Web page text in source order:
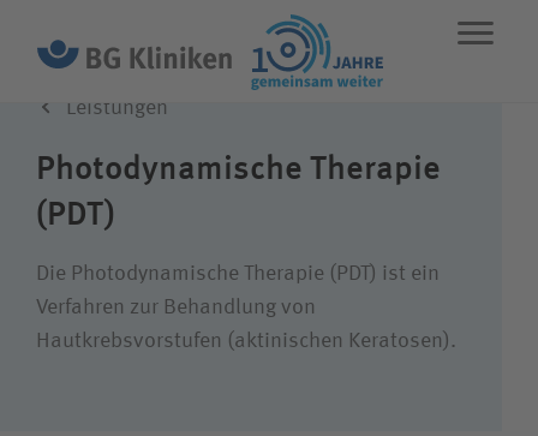
Leistungen
Über uns
Leistungen
Photo­dynamische Therapie
(PDT)
Die Photodynamische Therapie (PDT) ist ein
Verfahren zur Behandlung von
Hautkrebsvorstufen (aktinischen Keratosen).